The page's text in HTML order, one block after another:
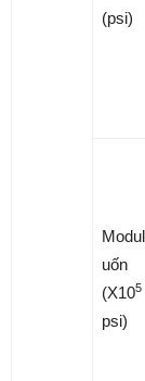
(psi)
Modul
uốn
(X105
psi)